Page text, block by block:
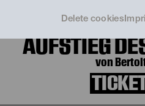
Delete cookies
DER
AUFSTIEG
von